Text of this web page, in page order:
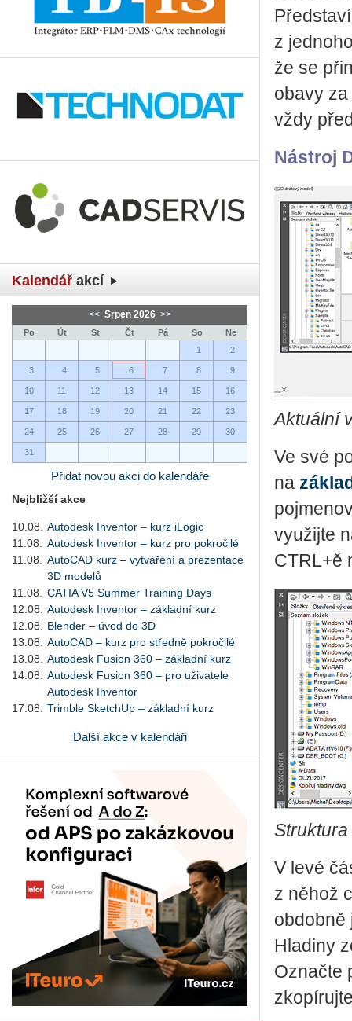
Kalendář akcí
<< Srpen 2026 >>
Po Út St Čt Pá So
Ne
1
2
3 4 5 6 7 8 9
10 11 12 13 14 15 16
17 18 19 20 21 22 23
24 25 26 27 28 29 30
31
Přidat novou akci do kalendáře
Nejbližší akce
10.08.
Autodesk Inventor – kurz iLogic
11.08.
Autodesk Inventor – kurz pro pokročilé
11.08.
AutoCAD kurz – vytváření a prezentace
3D modelů
11.08.
CATIA V5 Summer Training Days
12.08.
Autodesk Inventor – základní kurz
12.08.
Blender – úvod do 3D
13.08.
AutoCAD – kurz pro středně pokročilé
13.08.
Autodesk Fusion 360 – základní kurz
14.08.
Autodesk Fusion 360 – pro uživatele
Autodesk Inventor
17.08.
Trimble SketchUp – základní kurz
Další akce v kalendáři
z
že se
obavy
vždy
Nástroj
Aktuální
Ve své
na
využijte
CTRL+ě
V levé
z něhož
obdobně
Hladiny
Označte